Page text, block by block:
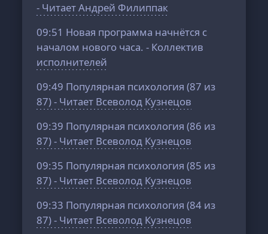
- Читает Андрей Филиппак
09:51 Новая программа начнётся с
началом нового часа. - Коллектив
исполнителей
09:49 Популярная психология (87 из
87) - Читает Всеволод Кузнецов
09:39 Популярная психология (86 из
87) - Читает Всеволод Кузнецов
09:35 Популярная психология (85 из
87) - Читает Всеволод Кузнецов
09:33 Популярная психология (84 из
87) - Читает Всеволод Кузнецов